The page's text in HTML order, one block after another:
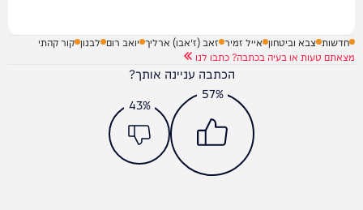
חדשות צבא וביטחון אייל זמיר זאב (ז'אבו) ארליך יואב רום לבנון קור קהתי
מצאתם טעות או בעיה בכתבה? כתבו לנו
הכתבה עניינה אותך?
57%
43%